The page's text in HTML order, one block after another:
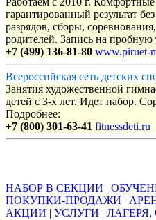
гарантированный результат
разрядов, сборы,
родителей. Запись на пробную
+7 (499) 136-81-80 www.piruet-
Всероссийская сеть детских
Занятия художественной
детей с 3-х лет. Идет набор.
Подробнее:
+7 (800) 301-63-41 fitnessdeti.ru
НАБОР В СЕКЦИИ |
ПОКУПКИ-ПРОДАЖИ |
АКЦИИ | УСЛУГИ | ЛАГЕРЯ,